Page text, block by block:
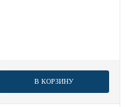
В КОРЗИНУ